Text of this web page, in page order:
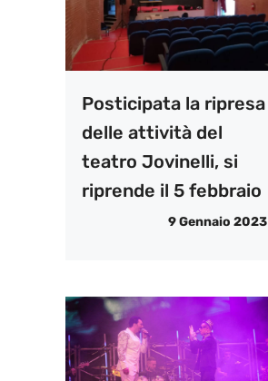
Posticipata la ripresa
delle attività del
teatro Jovinelli, si
riprende il 5 febbraio
9 Gennaio 2023